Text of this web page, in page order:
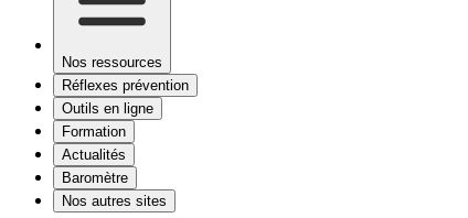
Nos ressources
Réflexes prévention
Outils en ligne
Formation
Actualités
Baromètre
Nos autres sites